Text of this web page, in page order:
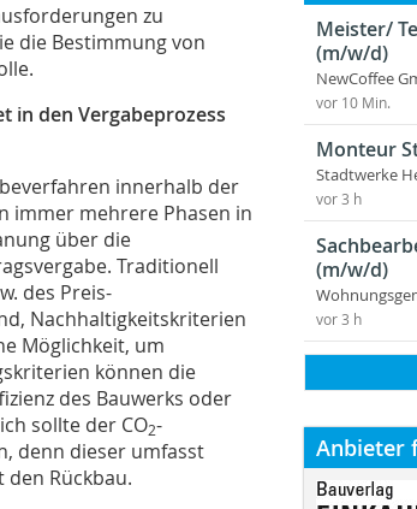
zu
die Bestimmung von
in den Vergabeprozess
innerhalb der
immer mehrere Phasen in
über die
Traditionell
des Preis-
Nachhaltigkeitskriterien
Möglichkeit, um
können die
des Bauwerks oder
sollte der CO2-
denn dieser umfasst
Rückbau.
Meister/
(m/w/d)
NewCoffee
vor 10 Min.
Monteur
Stadtwerke
vor 3 h
(m/w/d)
vor 3 h
Anbieter